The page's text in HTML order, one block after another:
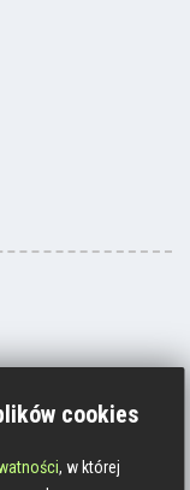
cookies
, w której